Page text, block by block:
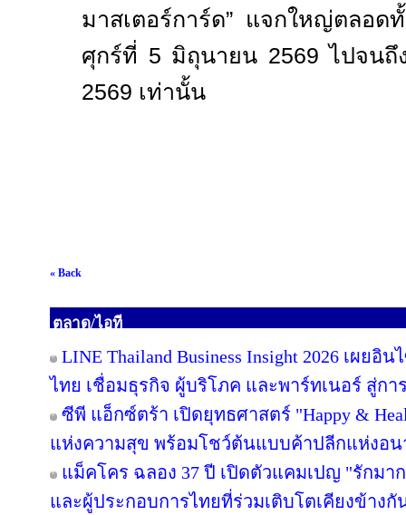
มาสเตอร์การ์ด” แจกใหญ่ตลอด
ศุกร์ที่ 5 มิถุนายน 2569 ไปจนถึ
2569 เท่านั้น
« Back
ตลาด/ไอที
LINE Thailand Business Insight 2026 เผย
ไทย เชื่อมธุรกิจ ผู้บริโภค และพาร์ทเนอร์ สู่กา
ซีพี แอ็กซ์ตร้า เปิดยุทธศาสตร์ "Happy &
แห่งความสุข พร้อมโชว์ต้นแบบค้าปลีกแห่งอ
แม็คโคร ฉลอง 37 ปี เปิดตัวแคมเปญ "รักม
และผู้ประกอบการไทยที่ร่วมเติบโตเคียงข้างกั